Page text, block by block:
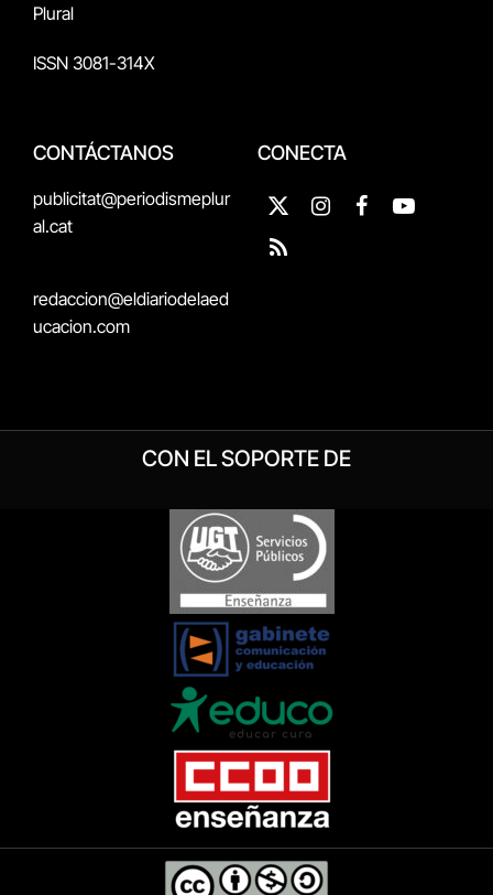
Plural
ISSN 3081-314X
CONTÁCTANOS
publicitat@periodismeplur
al.cat
redaccion@eldiariodelaed
ucacion.com
CONECTA
X
(Twitter)
InstagramFacebookYouTube
RSS
CON EL SOPORTE DE